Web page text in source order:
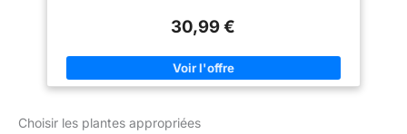
pièces comprend un sac fourre-
tout pratique, un sécateur, une
transplantoir, un sarcloir, une
main, une genouillère, un
jardin. Toutes les fournitures de
jardinage sont fabriquées à
L'ensemble d'outils de jardinage Grenebo comprend un total
transplantoir, cultivateur, etc., presque tout ce dont vous avez
besoin pour l'entretien quotidien de votre jardin. Poignée
ergonomique : Afin de rendre l'expérience de l'utilisateur plus
différentes tailles de mains. Que ce soit pour les enfants ou les
30,99 €
Choisir les plantes appropriées